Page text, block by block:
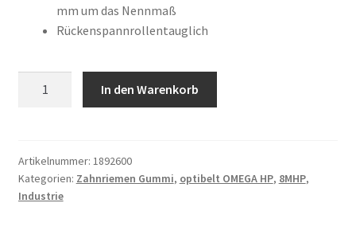
mm um das Nennmaß
Rückenspannrollentauglich
In den Warenkorb
Artikelnummer: 1892600
Kategorien: Zahnriemen Gummi, optibelt OMEGA HP, 8MHP,
Industrie